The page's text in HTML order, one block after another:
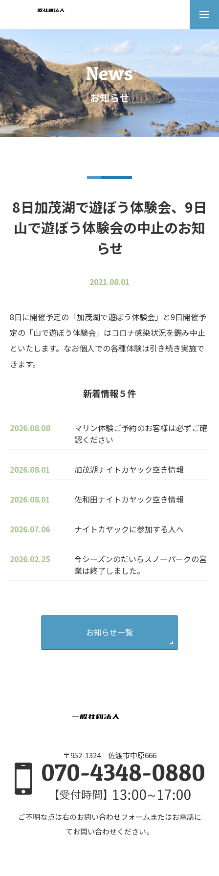
News
お知らせ
8日加茂湖で遊ぼう体験会、9日
山で遊ぼう体験会の中止のお知
らせ
2021.08.01
8日に開催予定の「加茂湖で遊ぼう体験会」と9日開催予
定の「山で遊ぼう体験会」はコロナ感染状況を鑑み中止
といたします。なお個人での各種体験は引き続き実施で
きます。
新着情報５件
2026.08.08
マリン体験ご予約のお客様は必ずご確
認ください
2026.08.01 加茂湖ナイトカヤック空き情報
2026.08.01 佐和田ナイトカヤック空き情報
2026.07.06 ナイトカヤックに参加する人へ
2026.02.25
今シーズンのだいらスノーパークの営
業は終了しました。
お知らせ一覧
〒952-1324 佐渡市中原666
ご不明な点は右のお問い合わせフォームまたはお電話に
てお問い合わせください。